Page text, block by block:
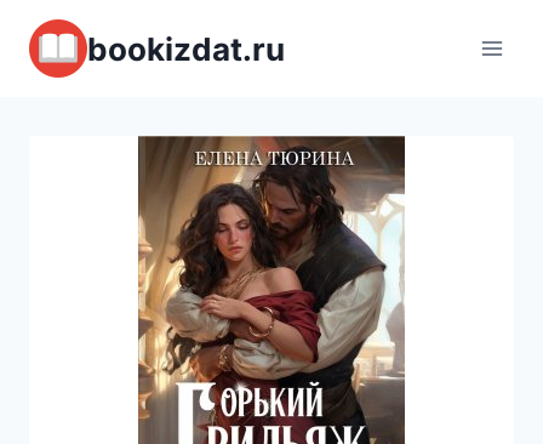
Перейти
содержимому
bookizdat.ru